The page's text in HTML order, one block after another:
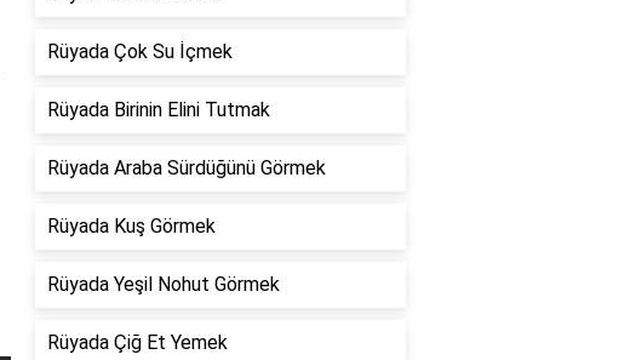
Rüyada Çok Su İçmek
Rüyada Birinin Elini Tutmak
Rüyada Araba Sürdüğünü Görmek
Rüyada Kuş Görmek
Rüyada Yeşil Nohut Görmek
Rüyada Çiğ Et Yemek